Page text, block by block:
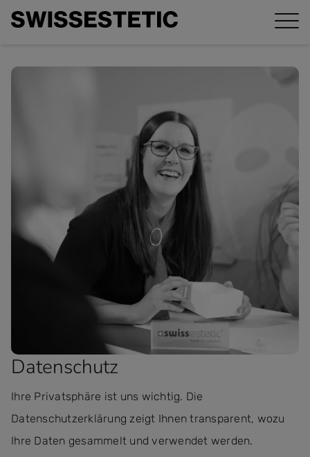
Datenschutz
Ihre Privatsphäre ist uns wichtig. Die
Datenschutzerklärung zeigt Ihnen transparent, wozu
Ihre Daten gesammelt und verwendet werden.